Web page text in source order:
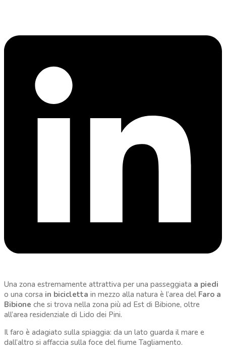
Una zona estremamente attrattiva per una passeggiata a piedi
o una corsa in bicicletta in mezzo alla natura è l’area del Faro a
Bibione che si trova nella zona più ad Est di Bibione, oltre
all’area residenziale di Lido dei Pini.
Il faro è adagiato sulla spiaggia: da un lato guarda il mare e
dall’altro si affaccia sulla foce del fiume Tagliamento.